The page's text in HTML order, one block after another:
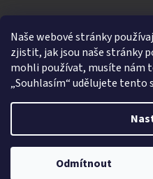
Naše webové stránky
zjistit, jak jsou naše stránky
mohli používat, musíte
„Souhlasím“ udělujete tento
Odmítnout